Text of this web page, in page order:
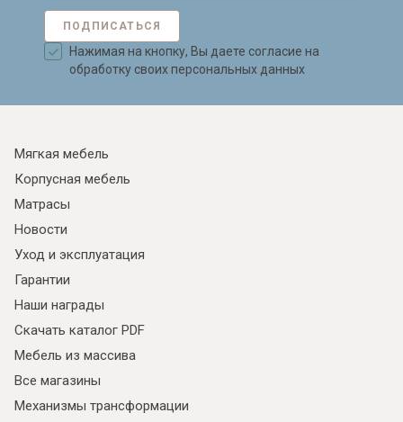
ПОДПИСАТЬСЯ
Нажимая на кнопку, Вы даете согласие на
обработку своих персональных данных
Мягкая мебель
Корпусная мебель
Матрасы
Новости
Уход и эксплуатация
Гарантии
Наши награды
Скачать каталог PDF
Мебель из массива
Все магазины
Механизмы трансформации